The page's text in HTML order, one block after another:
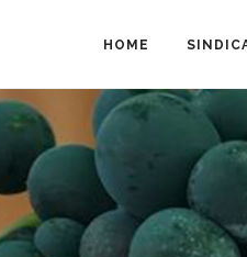
HOME